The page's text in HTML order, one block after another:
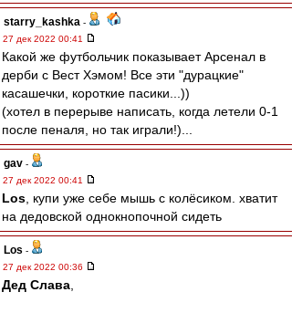
starry_kashka -
27 дек 2022 00:41
Какой же футбольчик показывает Арсенал в
дерби с Вест Хэмом! Все эти "дурацкие"
касашечки, короткие пасики...))
(хотел в перерыве написать, когда летели 0-1
после пеналя, но так играли!)...
gav -
27 дек 2022 00:41
Los , купи уже себе мышь с колёсиком. хватит
на дедовской однокнопочной сидеть
Los -
27 дек 2022 00:36
Дед Слава